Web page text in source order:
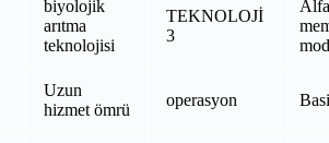
biyolojik
arıtma
teknolojisi
TEKNOLOJİ
3
Alfa
Uzun
hizmet ömrü
operasyon